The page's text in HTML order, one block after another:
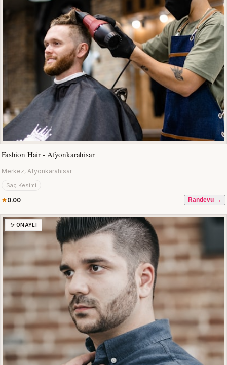
Fashion Hair - Afyonkarahisar
Merkez, Afyonkarahisar
Saç Kesimi
0.00 Randevu →
✨ ONAYLI